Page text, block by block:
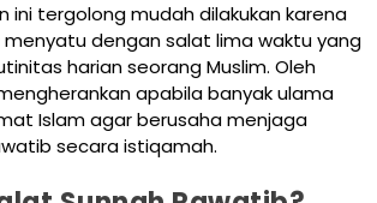
ini tergolong mudah dilakukan karena
dengan salat lima waktu yang
harian seorang Muslim. Oleh
apabila banyak ulama
Islam agar berusaha menjaga
secara istiqamah.